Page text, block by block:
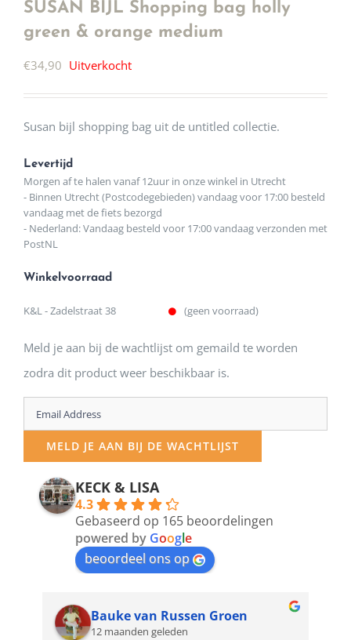
SUSAN BIJL Shopping bag holly
green & orange medium
€34,90 Uitverkocht
Susan bijl shopping bag uit de untitled collectie.
Levertijd
Morgen af te halen vanaf 12uur in onze winkel in Utrecht
- Binnen Utrecht (Postcodegebieden) vandaag voor 17:00 besteld
vandaag met de fiets bezorgd
- Nederland: Vandaag besteld voor 17:00 vandaag verzonden met
PostNL
Winkelvoorraad
K&L - Zadelstraat 38 (geen voorraad)
Meld je aan bij de wachtlijst om gemaild te worden
zodra dit product weer beschikbaar is.
Enter
your
email
address
MELD JE AAN BIJ DE WACHTLIJST
KECK & LISA
4.3
Gebaseerd op 165 beoordelingen
powered by Google
beoordeel ons op
Bauke van Russen Groen
12 maanden geleden